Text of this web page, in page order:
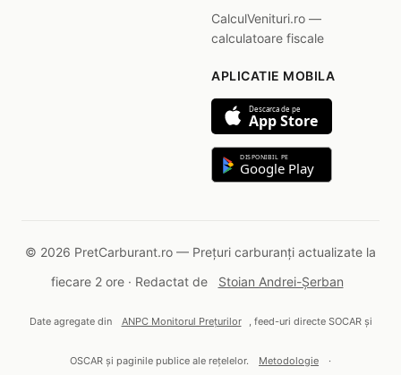
CalculVenituri.ro —
calculatoare fiscale
APLICATIE MOBILA
Descarca de pe
App Store
DISPONIBIL PE
Google Play
© 2026 PretCarburant.ro — Prețuri carburanți actualizate la
fiecare 2 ore · Redactat de
Stoian Andrei-Șerban
Date agregate din ANPC Monitorul Prețurilor , feed-uri directe SOCAR și
OSCAR și paginile publice ale rețelelor. Metodologie ·